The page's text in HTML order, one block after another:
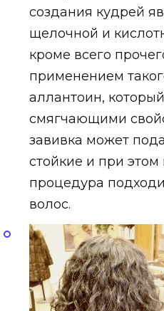
создания кудрей
щелочной и
кроме всего
применением
аллантоин,
смягчающими
завивка может
стойкие и при этом
процедура
волос.